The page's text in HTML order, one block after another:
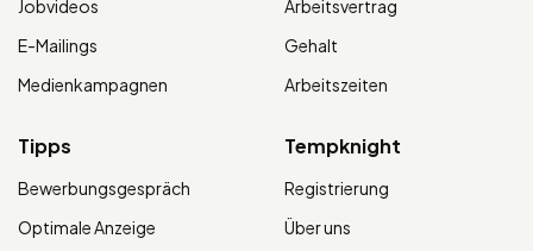
Jobvideos
E-Mailings
Medienkampagnen
Arbeitsvertrag
Gehalt
Arbeitszeiten
Tipps
Bewerbungsgespräch
Optimale Anzeige
Tempknight
Registrierung
Über uns